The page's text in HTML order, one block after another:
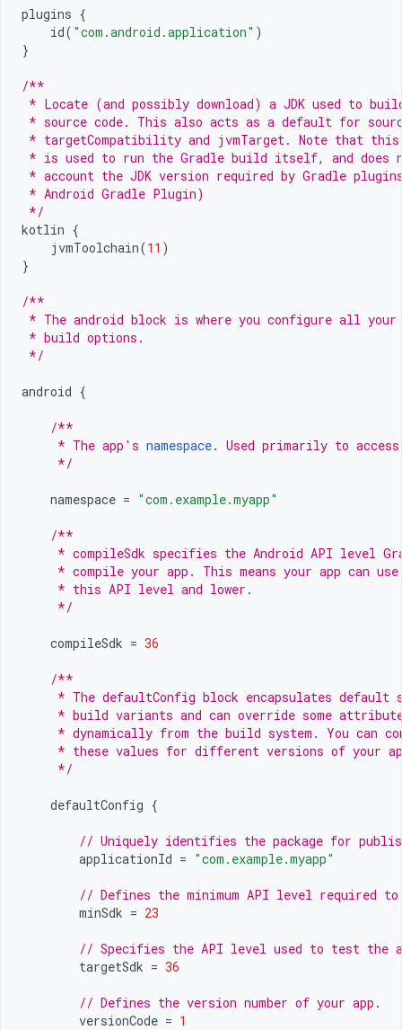
plugins {
id( "com.android.application" )
}
/**
* Locate (and possibly download) a JDK used to
* source code. This also acts as a default for
* targetCompatibility and jvmTarget. Note that this
* is used to run the Gradle build itself, and does
* account the JDK version required by Gradle
* Android Gradle Plugin)
*/
kotlin {
jvmToolchain(11 )
}
/**
* The android block is where you configure all
* build options.
*/
android {
/**
     * The app's
namespace. Used primarily to
     */
namespace = "com.example.myapp"
/**
* compileSdk specifies the Android API level
* compile your app. This means your app can
     * this API level and lower.
     */
compileSdk = 36
/**
* The defaultConfig block encapsulates default
* build variants and can override some
* dynamically from the build system. You can
* these values for different versions of your
     */
defaultConfig {
// Uniquely identifies the package for
applicationId = "com.example.myapp"
// Defines the minimum API level required
minSdk = 23
// Specifies the API level used to test the
targetSdk = 36
// Defines the version number of your app.
versionCode = 1